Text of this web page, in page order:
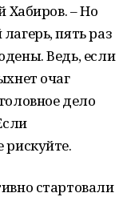
Хабиров. – Но
пять раз
Ведь, если
очаг
дело
рискуйте.
стартовали